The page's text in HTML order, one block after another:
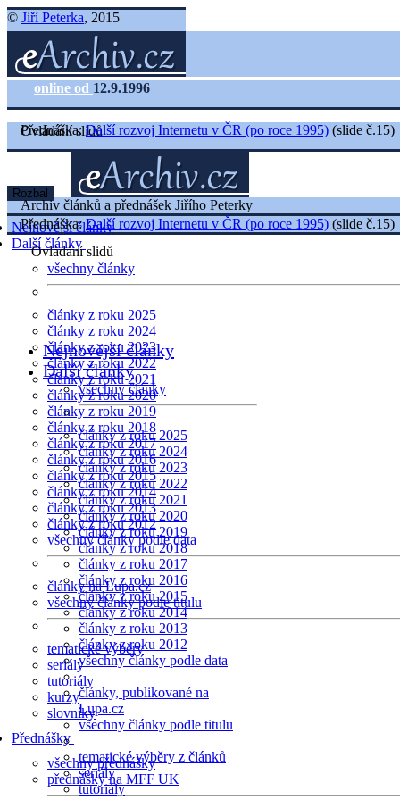
© Jiří Peterka, 2015
online od 12.9.1996
Ovládání slidů
Nejnovější články
Další články
všechny články
články z roku 2025
články z roku 2024
články z roku 2023
články z roku 2022
články z roku 2021
články z roku 2020
články z roku 2019
články z roku 2018
články z roku 2017
články z roku 2016
články z roku 2015
články z roku 2014
články z roku 2013
články z roku 2012
všechny články podle data
články na Lupa.cz
všechny články podle titulu
tematické výběry
seriály
tutoriály
kurzy
slovníky
Přednášky
všechny přednášky
přednášky na MFF UK
Přednáška:Další rozvoj Internetu v ČR (po roce 1995) (slide č.15)
Rozbal
Archiv článků a přednášek Jiřího Peterky
Přednáška:Další rozvoj Internetu v ČR (po roce 1995) (slide č.15)
Ovládání slidů
Nejnovější články
Další články
všechny články
články z roku 2025
články z roku 2024
články z roku 2023
články z roku 2022
články z roku 2021
články z roku 2020
články z roku 2019
články z roku 2018
články z roku 2017
články z roku 2016
články z roku 2015
články z roku 2014
články z roku 2013
články z roku 2012
všechny články podle data
články, publikované na
Lupa.cz
všechny články podle titulu
tematické výběry z článků
seriály
tutoriály